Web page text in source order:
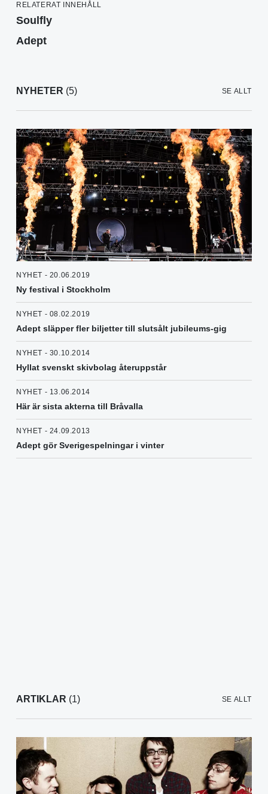
RELATERAT INNEHÅLL
Soulfly
Adept
NYHETER (5) SE ALLT
NYHET - 20.06.2019
Ny festival i Stockholm
NYHET - 08.02.2019
Adept släpper fler biljetter till slutsålt jubileums-gig
NYHET - 30.10.2014
Hyllat svenskt skivbolag återuppstår
NYHET - 13.06.2014
Här är sista akterna till Bråvalla
NYHET - 24.09.2013
Adept gör Sverigespelningar i vinter
ARTIKLAR (1) SE ALLT